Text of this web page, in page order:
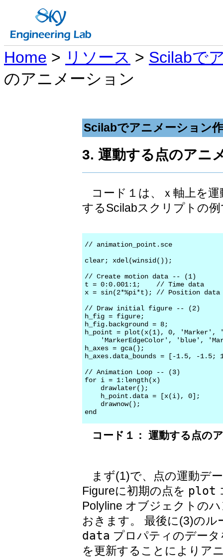
Home > リソース > Scilabで
のアニメーション
Scilabでアニメーション
3. 運動する点のアニ
コード１は、ｘ軸上を
するScilabスクリプトの
// animation_point.sce
clear; xdel(winsid());
// Create motion data -- (1)
t = 0:0.001:1;    // Time data
x = sin(2*%pi*t); // Position data
// Draw initial figure -- (2)
h_fig = figure;
h_fig.background = 8;
h_point = plot(x(1), 0, 'Marker',
'MarkerEdgeColor', 'blue',
h_axes = gca();
h_axes.data_bounds = [-1.5, -
// Animation Loop -- (3)
for i = 1:length(x)
    drawlater();
    h_point.data = [x(i), 0];
    drawnow();
コード１： 運動する点の
まず(1)で、点の運動デ
Figureに初期の点を plot
Polyline オブジェクトの
おきます。 最後に(3)の
data プロパティのデー
を更新することによりア